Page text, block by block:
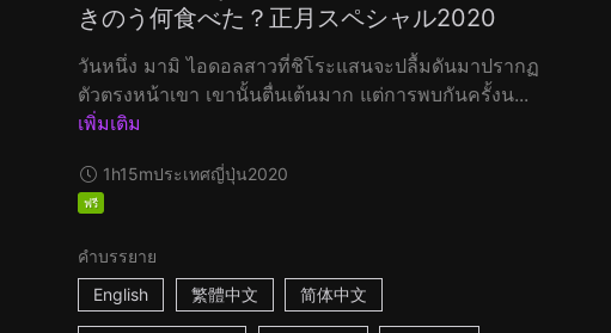
きのう何食べた？正月スペシャル2020
วันหนึ่ง มามิ ไอดอลสาวที่ชิโระแสนจะปลื้มดันมาปรากฏ
ตัวตรงหน้าเขา เขานั้นตื่นเต้นมาก แต่การพบกันครั้งน...
เพิ่มเติม
1h15mประเทศญี่ปุ่น2020
ฟรี
คำบรรยาย
English
繁體中文 简体中文